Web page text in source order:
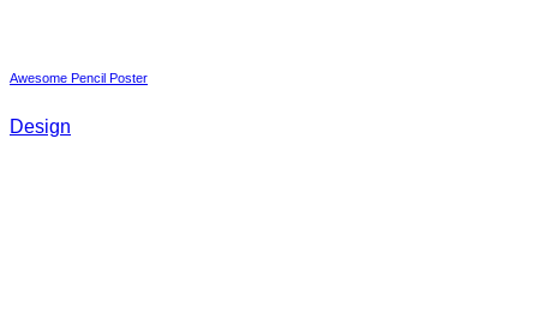
Awesome Pencil Poster
Design